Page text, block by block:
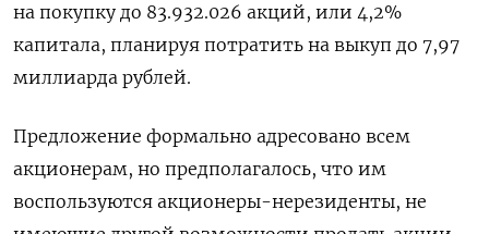
на покупку до 83.932.026 акций, или 4,2%
капитала, планируя потратить на выкуп до 7,97
миллиарда рублей.
Предложение формально адресовано всем
акционерам, но предполагалось, что им
воспользуются акционеры-нерезиденты, не